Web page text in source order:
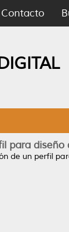
Contacto
para
de un perfil